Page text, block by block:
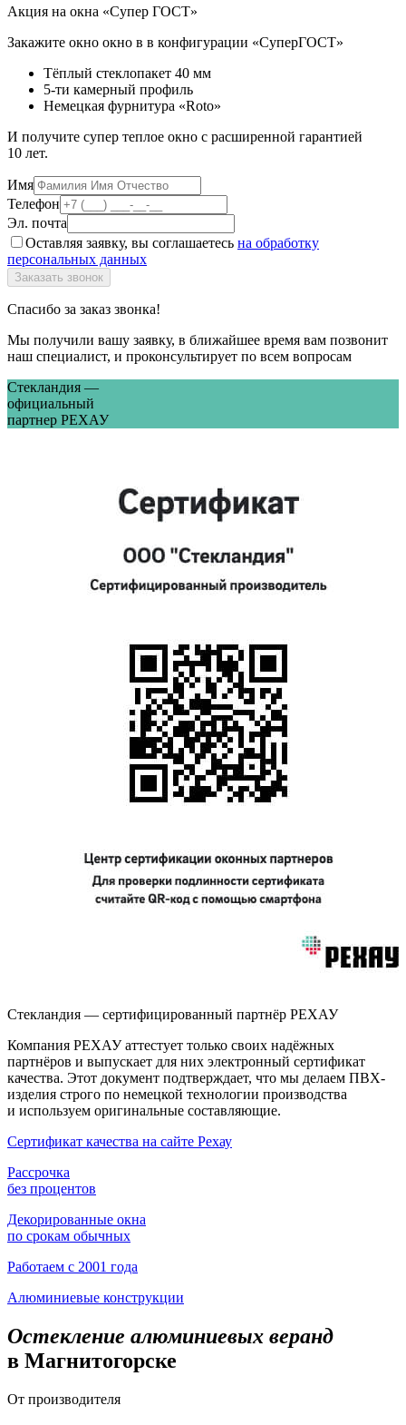
Акция на окна «Супер ГОСТ»
Закажите окно окно в в конфигурации «СуперГОСТ»
Тёплый стеклопакет 40 мм
5-ти камерный профиль
Немецкая фурнитура «Roto»
И получите супер теплое окно с расширенной гарантией
10 лет.
Имя
Телефон
Эл. почта
Оставляя заявку, вы соглашаетесь на обработку
персональных данных
Спасибо за заказ звонка!
Мы получили вашу заявку, в ближайшее время вам позвонит
наш специалист, и проконсультирует по всем вопросам
Стекландия —
официальный
партнер РЕХАУ
Стекландия — сертифицированный партнёр РЕХАУ
Компания РЕХАУ аттестует только своих надёжных
партнёров и выпускает для них электронный сертификат
качества. Этот документ подтверждает, что мы делаем ПВХ-
изделия строго по немецкой технологии производства
и используем оригинальные составляющие.
Сертификат качества на сайте Рехау
Рассрочка
без процентов
Декорированные окна
по срокам обычных
Работаем с 2001 года
Алюминиевые конструкции
Остекление алюминиевых веранд
в Магнитогорске
От производителя